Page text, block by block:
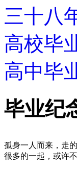
三十八
高校毕
高中毕
毕业纪
孤身一人而来，走
很多的一起，或许